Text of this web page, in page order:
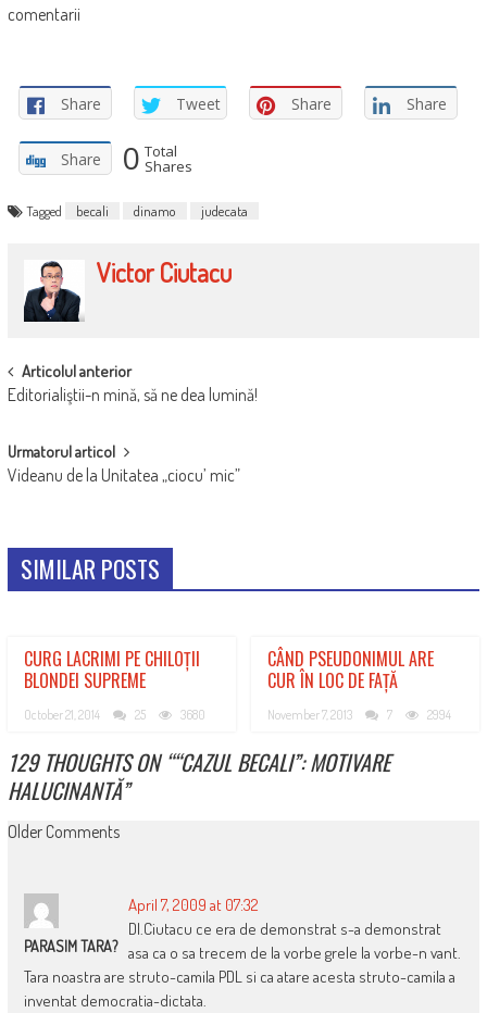
comentarii
Share Tweet Share Share
Share 0 Total
Shares
Tagged becali dinamo judecata
Victor Ciutacu
POST
NAVIGATION
Articolul anterior
Editorialiştii-n mină, să ne dea lumină!
Urmatorul articol
Videanu de la Unitatea „ciocu’ mic”
SIMILAR POSTS
CURG LACRIMI PE CHILOȚII
BLONDEI SUPREME
October 21, 2014 25 3680
CÂND PSEUDONIMUL ARE
CUR ÎN LOC DE FAȚĂ
November 7, 2013 7 2994
129 THOUGHTS ON ““CAZUL BECALI”: MOTIVARE
HALUCINANTĂ”
COMMENT
Older Comments
PARASIM TARA?
April 7, 2009 at 07:32
Dl.Ciutacu ce era de demonstrat s-a demonstrat
asa ca o sa trecem de la vorbe grele la vorbe-n vant.
Tara noastra are struto-camila PDL si ca atare acesta struto-camila a
inventat democratia-dictata.